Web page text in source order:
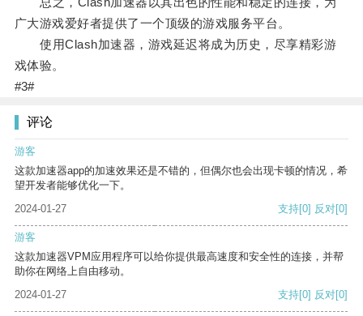
广大游戏爱好者提供了一个顶级的游戏服务平台。
使用Clash加速器，游戏延迟将成为历史，尽享精彩游
戏体验。
#3#
评论
游客
这款加速器app的加速效果还是不错的，但偶尔也会出现卡顿的情况，希
望开发者能够优化一下。
2024-01-27
支持[0] 反对[0]
游客
这款加速器VPM应用程序可以给你提供最高速度和安全性的连接，并帮
助你在网络上自由移动。
2024-01-27
支持[0] 反对[0]